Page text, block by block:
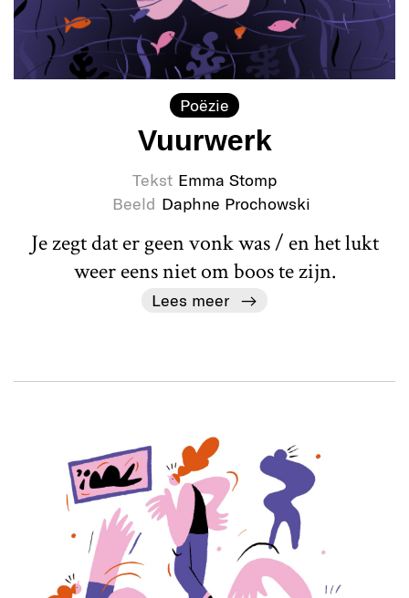
Poëzie
Vuurwerk
Tekst Emma Stomp
Beeld Daphne Prochowski
Je zegt dat er geen vonk was / en het lukt
weer eens niet om boos te zijn.
Lees meer